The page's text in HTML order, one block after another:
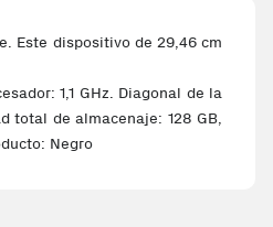
Este dispositivo de 29,46 cm
1,1 GHz. Diagonal de la
total de almacenaje: 128 GB,
Negro